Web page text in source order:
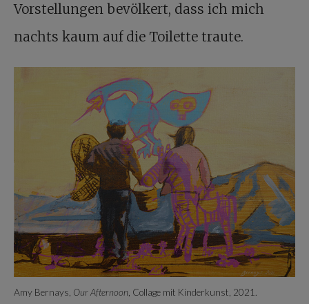
Vorstellungen bevölkert, dass ich mich
nachts kaum auf die Toilette traute.
Amy Bernays, Our Afternoon , Collage mit Kinderkunst, 2021.